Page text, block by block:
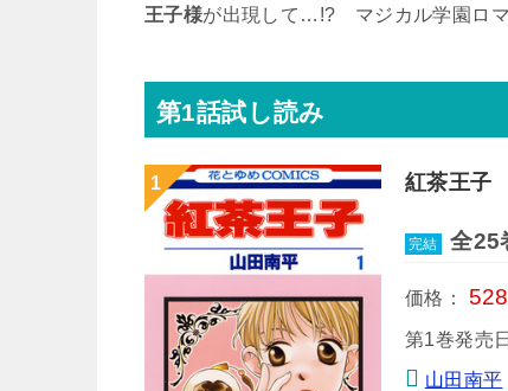
王子様が出現して…!? マジカル学園ロ
第1話試し読み
紅茶王子
完結 全25
価格：
第1巻発売
山田南平